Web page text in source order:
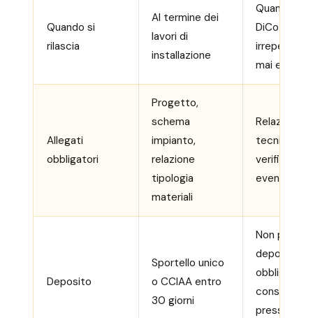
Quando si
rilascia
Al termine dei
lavori di
installazione
Quando la
DiCo è
irreperibile
mai emessa
Allegati
obbligatori
Progetto,
schema
impianto,
relazione
tipologia
materiali
Relazione
tecnica,
verifiche,
eventuali
Deposito
Sportello unico
o CCIAA entro
30 giorni
Non
deposito
consigliato
presso